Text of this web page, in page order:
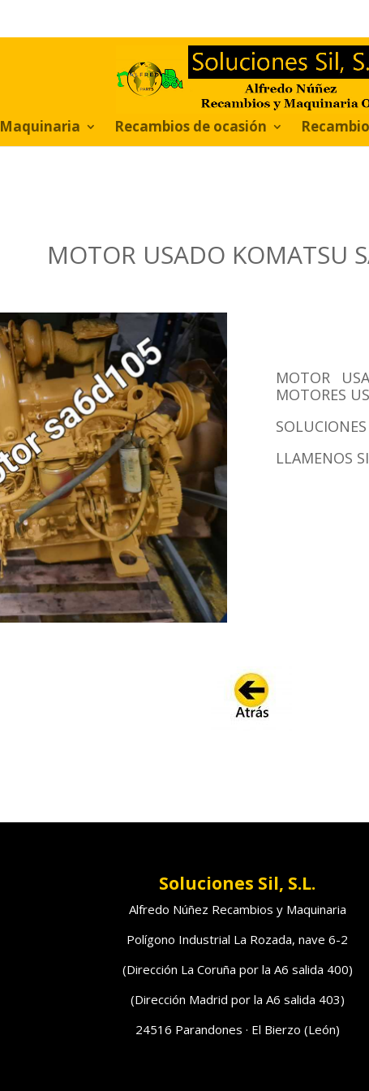
Maquinaria Recambios de ocasión
MOTOR USADO KOMATSU
MOTOR
MOTORES
LLAMENOS
Soluciones Sil, S.L.
Alfredo Núñez Recambios y Maquinaria
Polígono Industrial La Rozada, nave 6-2
(Dirección La Coruña por la A6 salida 400)
(Dirección Madrid por la A6 salida 403)
24516 Parandones · El Bierzo (León)